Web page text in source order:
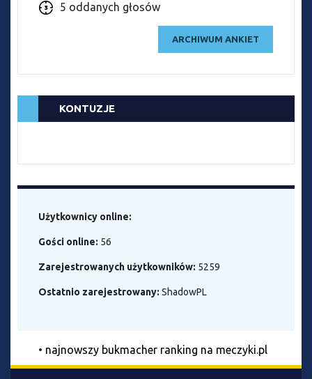
5 oddanych głosów
ARCHIWUM ANKIET
KONTUZJE
Użytkownicy online:
Gości online: 56
Zarejestrowanych użytkowników: 5259
Ostatnio zarejestrowany: ShadowPL
• najnowszy bukmacher ranking na meczyki.pl